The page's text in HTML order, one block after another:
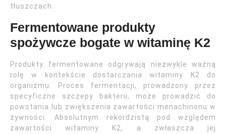
tłuszczach.
Fermentowane produkty
spożywcze bogate w witaminę K2
Produkty fermentowane odgrywają niezwykle ważną
rolę w kontekście dostarczania witaminy K2 do
organizmu. Proces fermentacji, prowadzony przez
specyficzne szczepy bakterii, może prowadzić do
powstania lub zwiększenia zawartości menachinonu w
żywności. Absolutnym rekordzistą pod względem
zawartości witaminy K2, a zwłaszcza jej